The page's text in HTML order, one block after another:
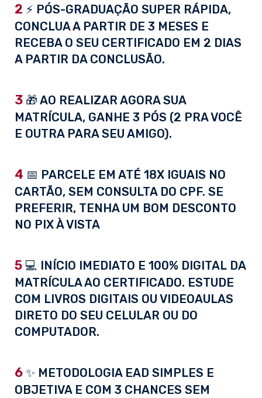
2 ⚡ PÓS-GRADUAÇÃO SUPER RÁPIDA,
CONCLUA A PARTIR DE 3 MESES E
RECEBA O SEU CERTIFICADO EM 2 DIAS
A PARTIR DA CONCLUSÃO.
3 🎁 AO REALIZAR AGORA SUA
MATRÍCULA, GANHE 3 PÓS (2 PRA VOCÊ
E OUTRA PARA SEU AMIGO).
4 📅 PARCELE EM ATÉ 18X IGUAIS NO
CARTÃO, SEM CONSULTA DO CPF. SE
PREFERIR, TENHA UM BOM DESCONTO
NO PIX À VISTA
5 💻 INÍCIO IMEDIATO E 100% DIGITAL DA
MATRÍCULA AO CERTIFICADO. ESTUDE
COM LIVROS DIGITAIS OU VIDEOAULAS
DIRETO DO SEU CELULAR OU DO
COMPUTADOR.
6 ✨ METODOLOGIA EAD SIMPLES E
OBJETIVA E COM 3 CHANCES SEM